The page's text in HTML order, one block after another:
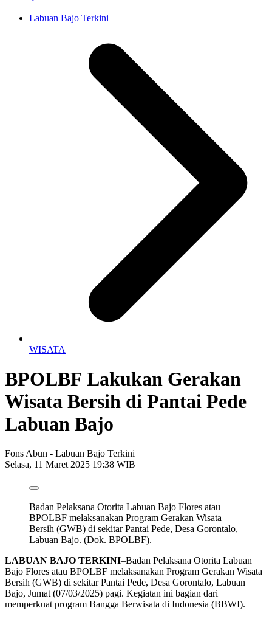
Labuan Bajo Terkini
WISATA
BPOLBF Lakukan Gerakan
Wisata Bersih di Pantai Pede
Labuan Bajo
Fons Abun - Labuan Bajo Terkini
Selasa, 11 Maret 2025 19:38 WIB
Badan Pelaksana Otorita Labuan Bajo Flores atau
BPOLBF melaksanakan Program Gerakan Wisata
Bersih (GWB) di sekitar Pantai Pede, Desa Gorontalo,
Labuan Bajo. (Dok. BPOLBF).
LABUAN BAJO TERKINI–Badan Pelaksana Otorita Labuan
Bajo Flores atau BPOLBF melaksanakan Program Gerakan Wisata
Bersih (GWB) di sekitar Pantai Pede, Desa Gorontalo, Labuan
Bajo, Jumat (07/03/2025) pagi. Kegiatan ini bagian dari
memperkuat program Bangga Berwisata di Indonesia (BBWI).